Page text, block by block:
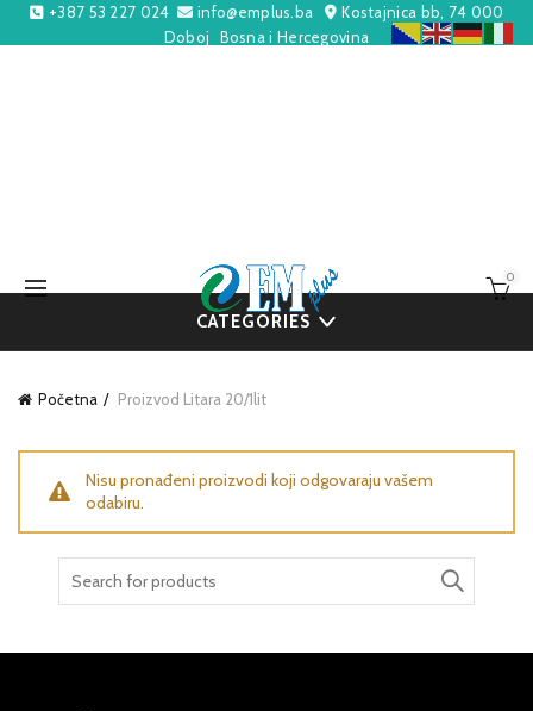
+387 53 227 024 info@emplus.ba
Kostajnica bb, 74 000
Doboj
Bosna i Hercegovina
0
CATEGORIES
Početna Proizvod Litara 20/1lit
Nisu pronađeni proizvodi koji odgovaraju vašem
odabiru.